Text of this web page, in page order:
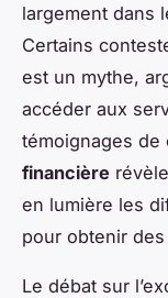
largement dans
Certains
est un mythe,
accéder aux
témoignages de
financière
en lumière les
pour obtenir
Le débat sur